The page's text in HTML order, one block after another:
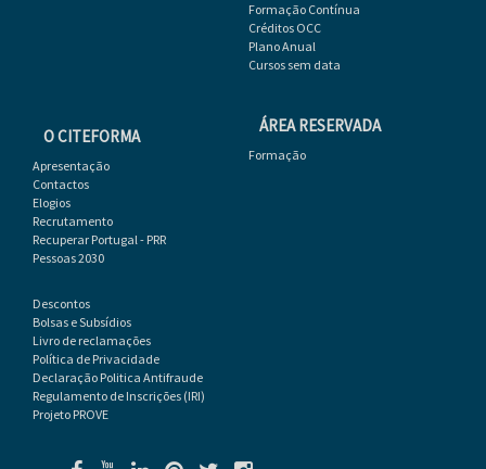
Formação Contínua
Créditos OCC
Plano Anual
Cursos sem data
O CITEFORMA
Apresentação
Contactos
Elogios
Recrutamento
Recuperar Portugal - PRR
Pessoas 2030
Descontos
Bolsas e Subsídios
Livro de reclamações
Política de Privacidade
Declaração Politica Antifraude
Regulamento de Inscrições (IRI)
Projeto PROVE
ÁREA RESERVADA
Formação